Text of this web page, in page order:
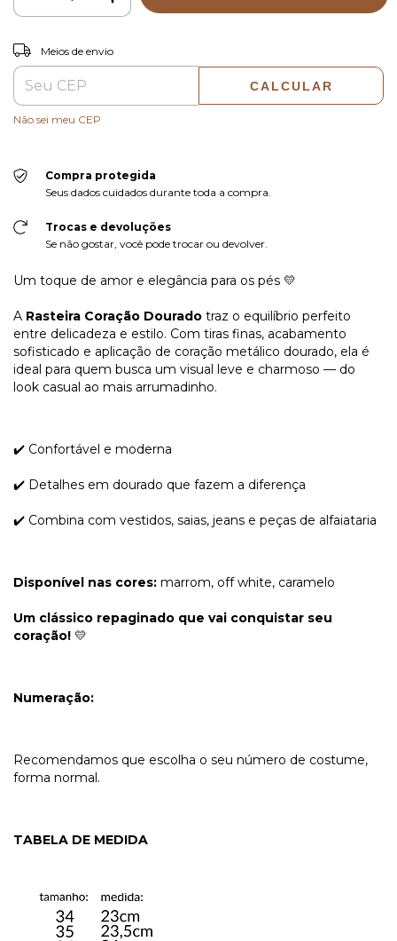
Entregas para o CEP:
Meios de envio
CALCULAR
Não sei meu CEP
Compra protegida
Seus dados cuidados durante toda a compra.
Trocas e devoluções
Se não gostar, você pode trocar ou devolver.
Um toque de amor e elegância para os pés 💛
A Rasteira Coração Dourado traz o equilíbrio perfeito
entre delicadeza e estilo. Com tiras finas, acabamento
sofisticado e aplicação de coração metálico dourado, ela é
ideal para quem busca um visual leve e charmoso — do
look casual ao mais arrumadinho.
✔️ Confortável e moderna
✔️ Detalhes em dourado que fazem a diferença
✔️ Combina com vestidos, saias, jeans e peças de alfaiataria
Disponível nas cores: marrom, off white, caramelo
Um clássico repaginado que vai conquistar seu
coração! 💛
Numeração:
Recomendamos que escolha o seu número de costume,
forma normal.
TABELA DE MEDIDA